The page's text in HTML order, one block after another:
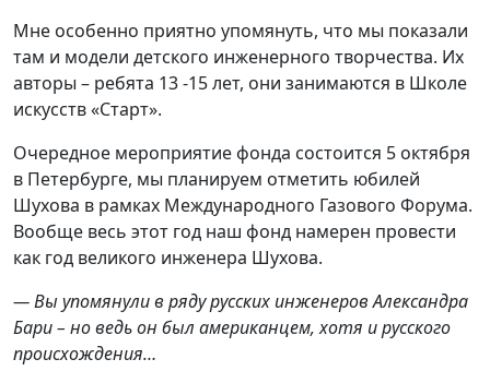
Мне особенно приятно упомянуть, что мы показали
там и модели детского инженерного творчества. Их
авторы – ребята 13 -15 лет, они занимаются в Школе
искусств «Старт».
Очередное мероприятие фонда состоится 5 октября
в Петербурге, мы планируем отметить юбилей
Шухова в рамках Международного Газового Форума.
Вообще весь этот год наш фонд намерен провести
как год великого инженера Шухова.
— Вы упомянули в ряду русских инженеров Александра
Бари – но ведь он был американцем, хотя и русского
происхождения…